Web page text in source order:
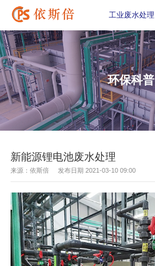
工业废水处理
环保科普
新能源锂电池废水处理
来源：依斯倍 发布日期 2021-03-10 09:00